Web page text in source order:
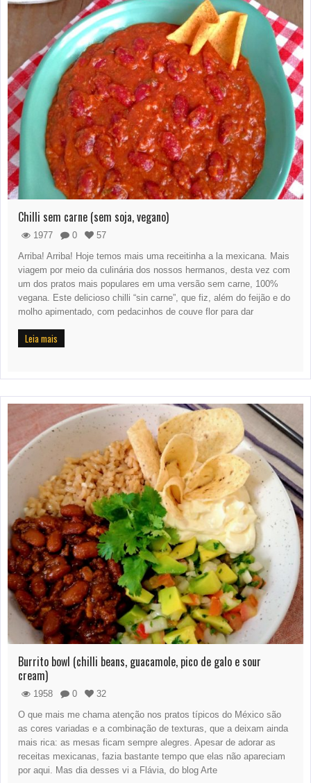
Chilli sem carne (sem soja, vegano)
1977 0
57
Arriba! Arriba! Hoje temos mais uma receitinha a la mexicana. Mais
viagem por meio da culinária dos nossos hermanos, desta vez com
um dos pratos mais populares em uma versão sem carne, 100%
vegana. Este delicioso chilli “sin carne”, que fiz, além do feijão e do
molho apimentado, com pedacinhos de couve flor para dar
Leia mais
Burrito bowl (chilli beans, guacamole, pico de galo e sour
cream)
1958 0
32
O que mais me chama atenção nos pratos típicos do México são
as cores variadas e a combinação de texturas, que a deixam ainda
mais rica: as mesas ficam sempre alegres. Apesar de adorar as
receitas mexicanas, fazia bastante tempo que elas não apareciam
por aqui. Mas dia desses vi a Flávia, do blog Arte